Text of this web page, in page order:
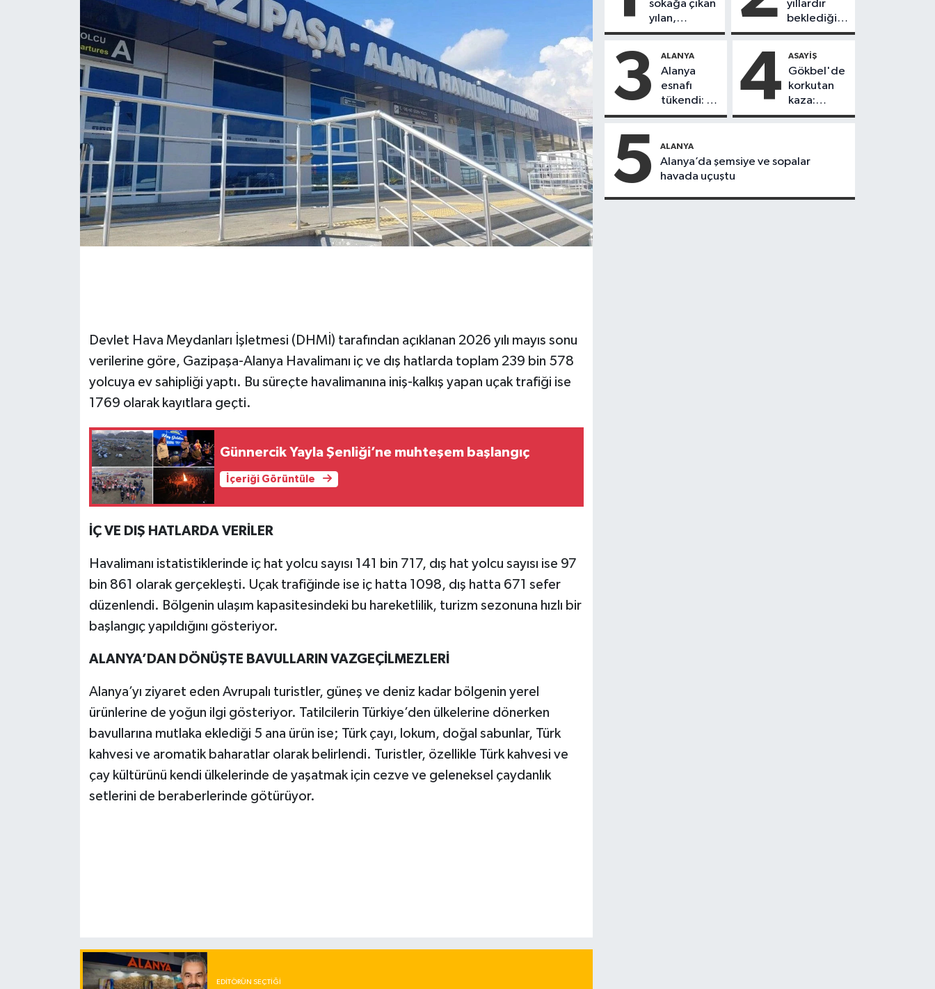
Devlet Hava Meydanları İşletmesi (DHMİ) tarafından açıklanan 2026 yılı mayıs sonu
verilerine göre, Gazipaşa-Alanya Havalimanı iç ve dış hatlarda toplam 239 bin 578
yolcuya ev sahipliği yaptı. Bu süreçte havalimanına iniş-kalkış yapan uçak trafiği ise
1769 olarak kayıtlara geçti.
Günnercik Yayla Şenliği’ne muhteşem başlangıç
İçeriği Görüntüle
İÇ VE DIŞ HATLARDA VERİLER
Havalimanı istatistiklerinde iç hat yolcu sayısı 141 bin 717, dış hat yolcu sayısı ise 97
bin 861 olarak gerçekleşti. Uçak trafiğinde ise iç hatta 1098, dış hatta 671 sefer
düzenlendi. Bölgenin ulaşım kapasitesindeki bu hareketlilik, turizm sezonuna hızlı bir
başlangıç yapıldığını gösteriyor.
ALANYA’DAN DÖNÜŞTE BAVULLARIN VAZGEÇİLMEZLERİ
Alanya’yı ziyaret eden Avrupalı turistler, güneş ve deniz kadar bölgenin yerel
ürünlerine de yoğun ilgi gösteriyor. Tatilcilerin Türkiye’den ülkelerine dönerken
bavullarına mutlaka eklediği 5 ana ürün ise; Türk çayı, lokum, doğal sabunlar, Türk
kahvesi ve aromatik baharatlar olarak belirlendi. Turistler, özellikle Türk kahvesi ve
çay kültürünü kendi ülkelerinde de yaşatmak için cezve ve geleneksel çaydanlık
setlerini de beraberlerinde götürüyor.
EDITÖRÜN SEÇTIĞI
sokağa çıkan
yılan,
vatandaşı
yıllardır
beklediği
yol askıdan
3 ALANYA
Alanya
esnafı
tükendi: 1
ayda 150
kapandı
4 ASAYIŞ
Gökbel'de
korkutan
kaza:
Başkanın
çarptı
5 ALANYA
Alanya’da şemsiye ve sopalar
havada uçuştu